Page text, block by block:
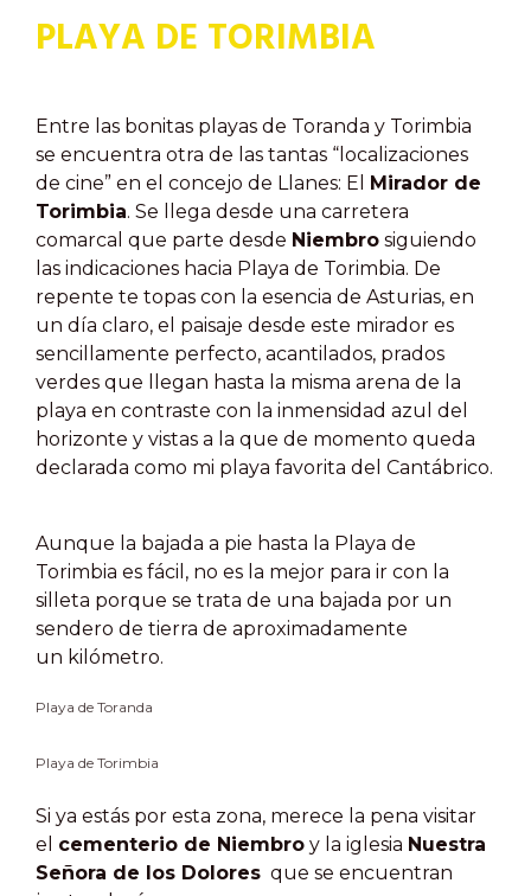
PLAYA DE TORIMBIA
Entre las bonitas playas de Toranda y Torimbia
se encuentra otra de las tantas “localizaciones
de cine” en el concejo de Llanes: El Mirador de
Torimbia. Se llega desde una carretera
comarcal que parte desde Niembro siguiendo
las indicaciones hacia Playa de Torimbia. De
repente te topas con la esencia de Asturias, en
un día claro, el paisaje desde este mirador es
sencillamente perfecto, acantilados, prados
verdes que llegan hasta la misma arena de la
playa en contraste con la inmensidad azul del
horizonte y vistas a la que de momento queda
declarada como mi playa favorita del Cantábrico.
Aunque la bajada a pie hasta la Playa de
Torimbia es fácil, no es la mejor para ir con la
silleta porque se trata de una bajada por un
sendero de tierra de aproximadamente
un kilómetro.
Playa de Toranda
Playa de Torimbia
Si ya estás por esta zona, merece la pena visitar
el cementerio de Niembro y la iglesia Nuestra
Señora de los Dolores que se encuentran